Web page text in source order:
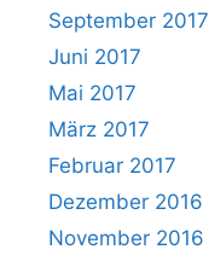
September 2017
Juni 2017
Mai 2017
März 2017
Februar 2017
Dezember 2016
November 2016